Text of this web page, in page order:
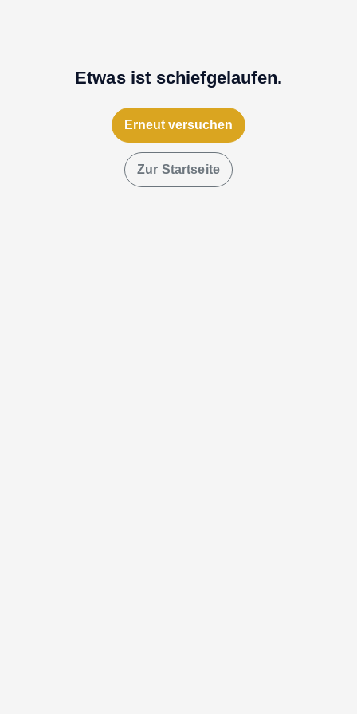
Etwas ist schiefgelaufen.
Erneut versuchen
Zur Startseite